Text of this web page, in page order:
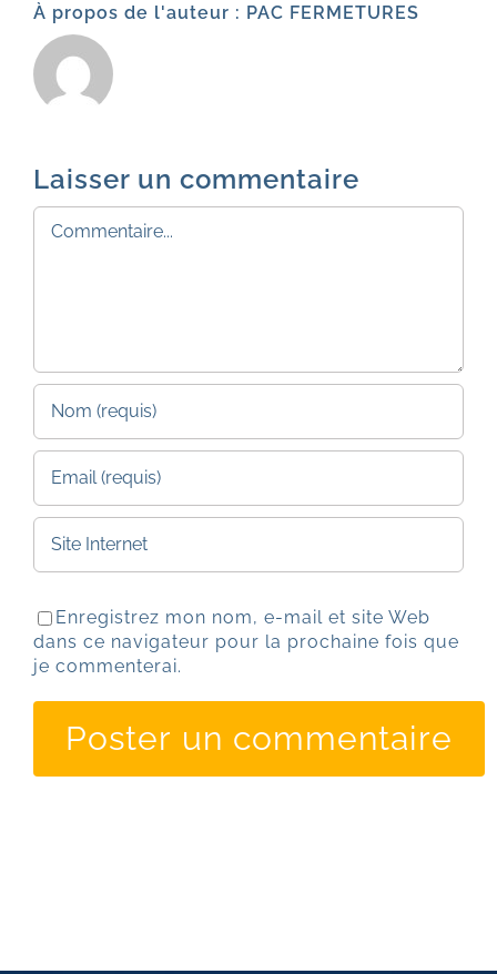
À propos de l'auteur : PAC FERMETURES
Laisser un commentaire
Commentaire
Enregistrez mon nom, e-mail et site Web
dans ce navigateur pour la prochaine fois que
je commenterai.